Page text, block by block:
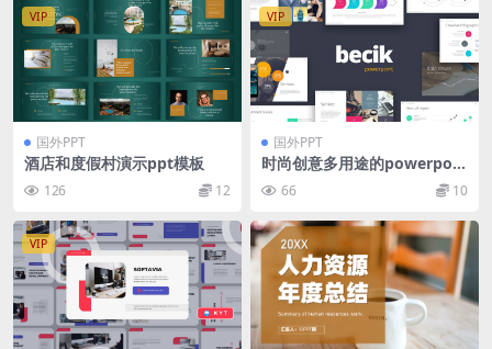
VIP
国外PPT
酒店和度假村演示ppt模板
126 12
VIP
国外PPT
时尚创意多用途的powerpoin
t幻灯片演示模板（pptx）
66 10
VIP